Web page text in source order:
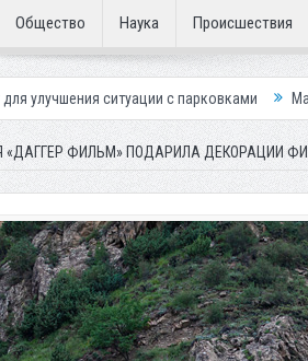
Общество Наука Происшествия
с парковками Махачкалинское
«ДАГГЕР ФИЛЬМ» ПОДАРИЛА ДЕКОРАЦИИ